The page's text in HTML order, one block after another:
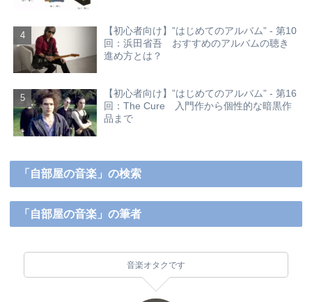
【初心者向け】”はじめてのアルバム” - 第10
回：浜田省吾 おすすめのアルバムの聴き
進め方とは？
【初心者向け】”はじめてのアルバム” - 第16
回：The Cure 入門作から個性的な暗黒作
品まで
「自部屋の音楽」の検索
「自部屋の音楽」の筆者
音楽オタクです